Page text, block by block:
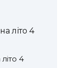
літо 4
4